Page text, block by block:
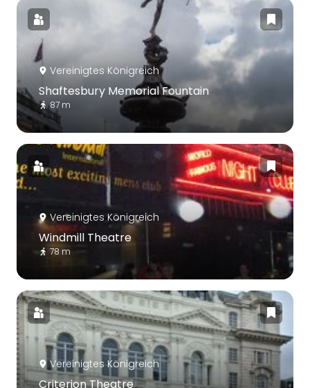
Vereinigtes Königreich
Shaftesbury Memorial Fountain
87 m
Vereinigtes Königreich
Windmill Theatre
78 m
Vereinigtes Königreich
Criterion Theatre